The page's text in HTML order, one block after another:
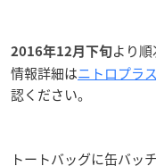
2016年12月下旬より
情報詳細はニトロプラ
認ください。
トートバッグに缶バッ